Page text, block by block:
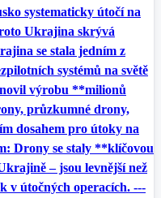
systematicky útočí na
Ukrajina skrývá
se stala jedním z
systémů na světě
výrobu **milionů
průzkumné drony,
dosahem pro útoky na
Drony se staly **klíčovou
– jsou levnější než
v útočných operacích. ---